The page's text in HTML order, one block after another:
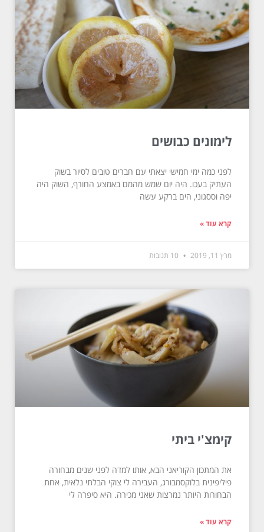
לימונים כבושים
לפני כמה ימי חמישי יצאתי עם חברים טובים לסיור בשוק
העתיק בעכו. היה יום שמש מהמם באמצע החורף, השוק היה
יפה וססגוני, הים ברקע עשה
קרא עוד »
מרץ 11, 2019
קימצ'י ביתי
את המתכון הקוריאני הבא, אותו למדה לפני שנים מבחורה
פיליפינית בלוקסמבורג, העבירה לי צוקי הבלתי נלאית, אחת
הבחורות היותר נמרצות שאני מכירה. היא סיפרה לי
קרא עוד »